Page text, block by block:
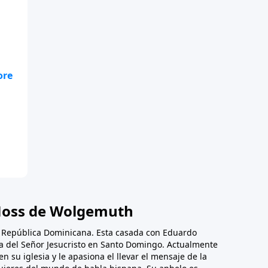
de Wolgemuth
Dominicana. Esta casada con Eduardo
Señor Jesucristo en Santo Domingo. Actualmente
su iglesia y le apasiona el llevar el mensaje de la